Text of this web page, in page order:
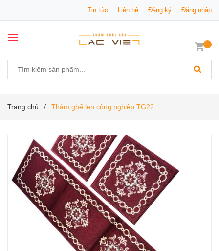
Tin tức Liên hệ Đăng ký Đăng nhập
Trang chủ / Thảm ghế len công nghiệp TG22